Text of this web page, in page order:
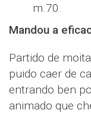
m.70.
Mandou a
Partido de
puido caer de
entrando ben
animado que